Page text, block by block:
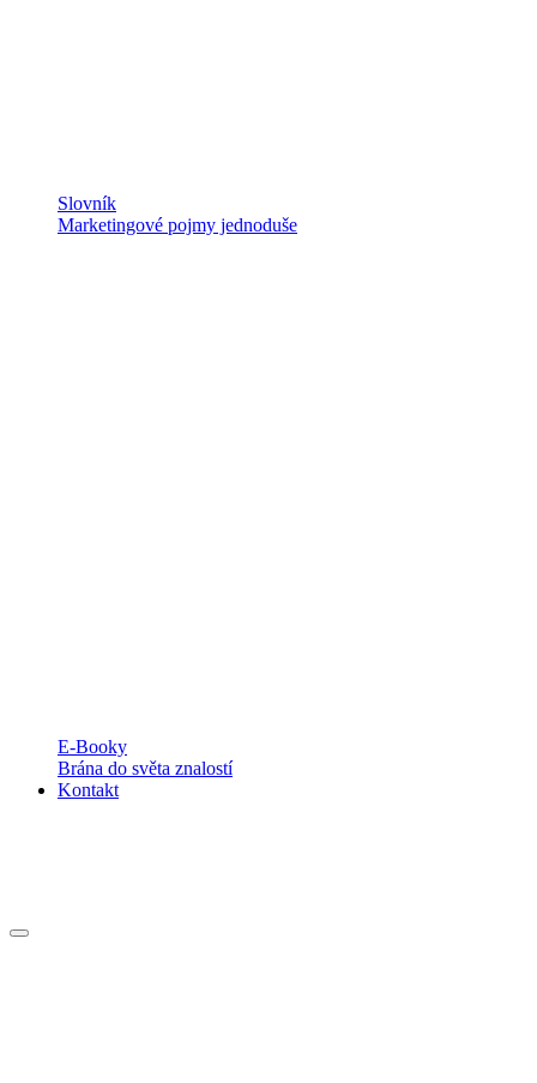
Slovník
Marketingové pojmy jednoduše
E-Booky
Brána do světa znalostí
Kontakt